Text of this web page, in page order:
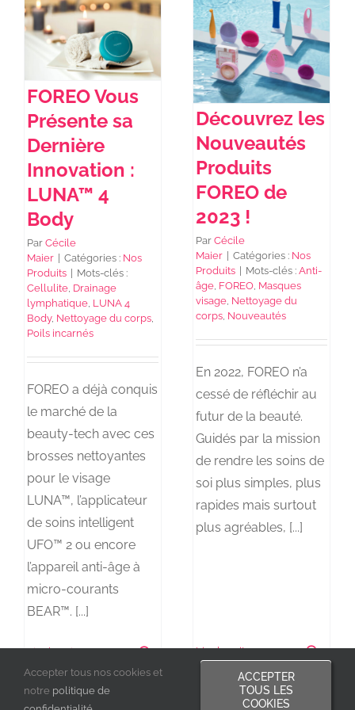
NEWS DE FOREO
SKINCARE
SANTÉ & BIEN-ÊTRE
BEAUTÉ
À PROPOS
CONTACT
FOREO Vous
Présente sa
Dernière
Innovation :
LUNA™ 4
Body
ParCécile
Maier | Catégories : Nos
Produits | Mots-clés :
Cellulite Drainage
lymphatique LUNA 4
Body, Nettoyage du corps
Poils incarnés
FOREO a déjà conquis
le marché de la
beauty-tech avec ces
brosses nettoyantes
pour le visage
LUNA™, l’applicateur
de soins intelligent
UFO™ 2 ou encore
l’appareil anti-âge à
micro-courants
BEAR™. [...]
Lire la suite 1
Découvrez les
Nouveautés
Produits
FOREO de
2023 !
ParCécile
Maier
Catégories : Nos
Produits
Mots-clés :Anti-
âge, FOREO, Masques
visage, Nettoyage du
corps, Nouveautés
En 2022, FOREO n’a
cessé de réfléchir au
futur de la beauté.
Guidés par la mission
de rendre les soins de
soi plus simples, plus
rapides mais surtout
plus agréables, [...]
Lire la suite
0
Accepter tous nos cookies et
notre politique de
ACCEPTER
TOUS LES
COOKIES